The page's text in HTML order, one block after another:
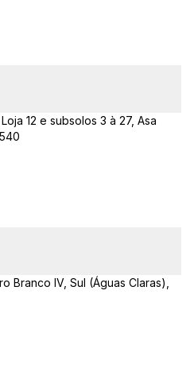
12 e subsolos 3 à 27, Asa
Branco IV, Sul (Águas Claras),